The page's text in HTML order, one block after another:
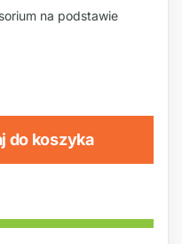
na podstawie
do koszyka